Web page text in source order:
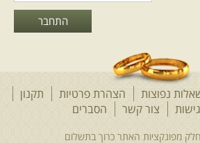
נפוצות הצהרת פרטיות
תקנון
צור קשר הסברים